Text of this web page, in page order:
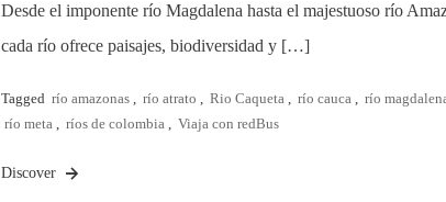
Desde el imponente río Magdalena hasta el majestuoso río
cada río ofrece paisajes, biodiversidad y […]
Tagged río amazonas , río atrato , Rio Caqueta , río cauca , río
río meta , ríos de colombia , Viaja con redBus
Discover